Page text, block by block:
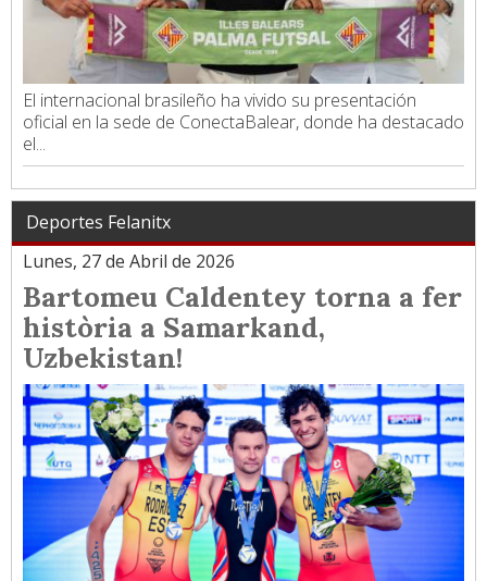
El internacional brasileño ha vivido su presentación
oficial en la sede de ConectaBalear, donde ha destacado
el...
Deportes Felanitx
Lunes, 27 de Abril de 2026
Bartomeu Caldentey torna a fer
història a Samarkand,
Uzbekistan!